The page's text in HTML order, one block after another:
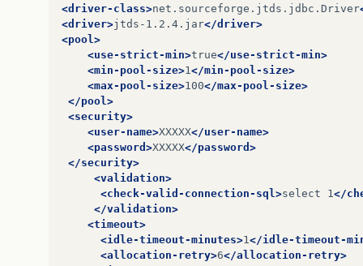
<driver-class>net.sourceforge.jtds.jdbc.Driver
<driver>jtds-1.2.4.jar</driver>
<pool>
<use-strict-min>true</use-strict-min>
<min-pool-size>1 </min-pool-size>
<max-pool-size>100</max-pool-size>
</pool>
<security>
<user-name>XXXXX</user-name>
<password>XXXXX</password>
</security>
<validation>
<check-valid-connection-sql>select 1 </
</validation>
<timeout>
<idle-timeout-minutes>1 </idle-timeout-
<allocation-retry>6</allocation-retry>